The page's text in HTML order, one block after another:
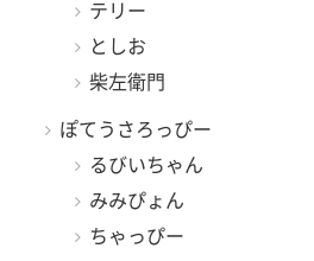
テリー
としお
柴左衛門
ぽてうさろっぴー
るびいちゃん
みみぴょん
ちゃっぴー